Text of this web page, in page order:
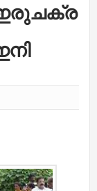
ഇരുചക്ര